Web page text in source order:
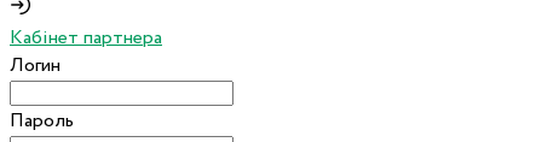
Кабінет партнера
Логин
Пароль